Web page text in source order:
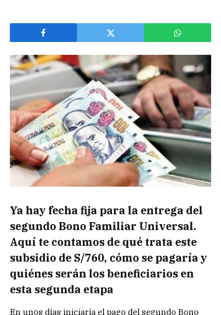
Ya hay fecha fija para la entrega del
segundo Bono Familiar Universal.
Aquí te contamos de qué trata este
subsidio de S/760, cómo se pagaría y
quiénes serán los beneficiarios en
esta segunda etapa
En unos días iniciaría el pago del segundo Bono